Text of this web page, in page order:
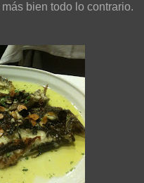
bien todo lo contrario.